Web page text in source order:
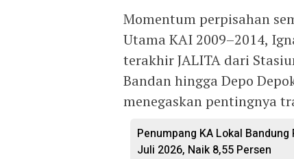
Momentum perpisahan
Utama KAI 2009–2014,
terakhir JALITA dari
Bandan hingga Depo
menegaskan pentingnya
Penumpang KA Lokal
Juli 2026, Naik 8,55 Persen